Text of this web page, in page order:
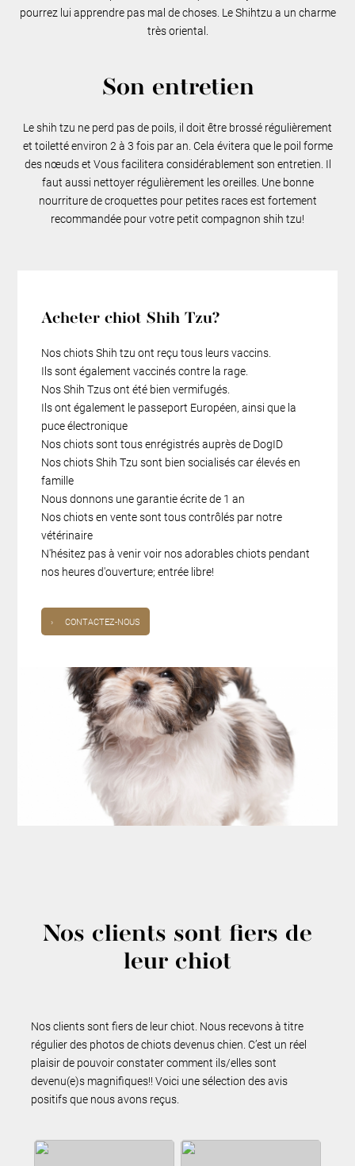
pourrez lui apprendre pas mal de choses. Le Shihtzu a un charme
très oriental.
Son entretien
Le shih tzu ne perd pas de poils, il doit être brossé régulièrement
et toiletté environ 2 à 3 fois par an. Cela évitera que le poil forme
des nœuds et Vous facilitera considérablement son entretien. Il
faut aussi nettoyer régulièrement les oreilles. Une bonne
nourriture de croquettes pour petites races est fortement
recommandée pour votre petit compagnon shih tzu!
Acheter chiot Shih Tzu?
Nos chiots Shih tzu ont reçu tous leurs vaccins.
Ils sont également vaccinés contre la rage.
Nos Shih Tzus ont été bien vermifugés.
Ils ont également le passeport Européen, ainsi que la
puce électronique
Nos chiots sont tous enrégistrés auprès de DogID
Nos chiots Shih Tzu sont bien socialisés car élevés en
famille
Nous donnons une garantie écrite de 1 an
Nos chiots en vente sont tous contrôlés par notre
vétérinaire
N'hésitez pas à venir voir nos adorables chiots pendant
nos heures d'ouverture; entrée libre!
› CONTACTEZ-NOUS
Nos clients sont fiers de
leur chiot
Nos clients sont fiers de leur chiot. Nous recevons à titre
régulier des photos de chiots devenus chien. C’est un réel
plaisir de pouvoir constater comment ils/elles sont
devenu(e)s magnifiques!! Voici une sélection des avis
positifs que nous avons reçus.